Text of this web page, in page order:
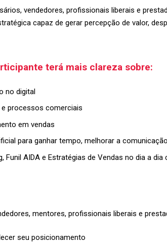
vendedores, profissionais liberais e
capaz de gerar percepção de valor,
terá mais clareza sobre:
no digital
processos comerciais
em vendas
para ganhar tempo, melhorar a
Funil AIDA e Estratégias de Vendas no dia a dia
mentores, profissionais liberais e
seu posicionamento